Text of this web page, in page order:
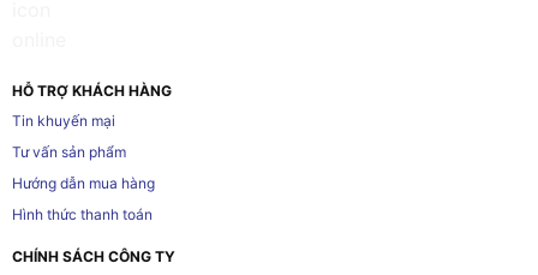
HỖ TRỢ KHÁCH HÀNG
Tin khuyến mại
Tư vấn sản phẩm
Hướng dẫn mua hàng
Hình thức thanh toán
CHÍNH SÁCH CÔNG TY